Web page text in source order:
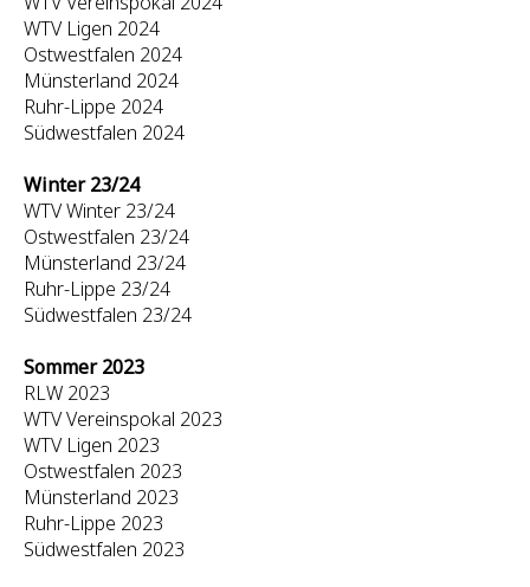
WTV Ligen 2024
Ostwestfalen 2024
Münsterland 2024
Ruhr-Lippe 2024
Südwestfalen 2024
Winter 23/24
WTV Winter 23/24
Ostwestfalen 23/24
Münsterland 23/24
Ruhr-Lippe 23/24
Südwestfalen 23/24
Sommer 2023
RLW 2023
WTV Vereinspokal 2023
WTV Ligen 2023
Ostwestfalen 2023
Münsterland 2023
Ruhr-Lippe 2023
Südwestfalen 2023